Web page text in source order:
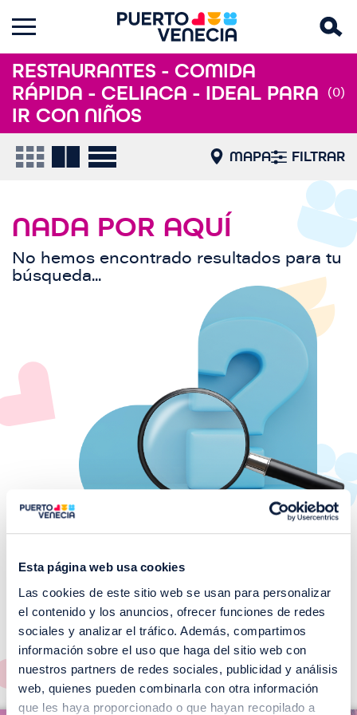
Esta página web usa cookies
Las cookies de este sitio web se usan para personalizar
el contenido y los anuncios, ofrecer funciones de redes
sociales y analizar el tráfico. Además, compartimos
información sobre el uso que haga del sitio web con
nuestros partners de redes sociales, publicidad y análisis
web, quienes pueden combinarla con otra información
que les haya proporcionado o que hayan recopilado a
RESTAURANTES - COMIDA
RÁPIDA - CELIACA - IDEAL PARA
IR CON NIÑOS
(0)
MAPA FILTRAR
NADA POR AQUÍ
No hemos encontrado resultados para tu
búsqueda...
¡No te pierdas nuestros
EVENTOS!
Ver todos >